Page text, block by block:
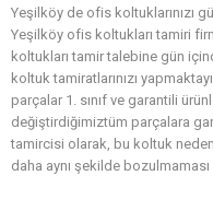
Yeşilköy de ofis koltuklarınızı
Yeşilköy ofis koltukları tamiri
koltukları tamir talebine gün
koltuk tamiratlarınızı
parçalar 1. sınıf ve garantili
değiştirdiğimiztüm parçalara
tamircisi olarak, bu koltuk
daha aynı şekilde bozulmaması